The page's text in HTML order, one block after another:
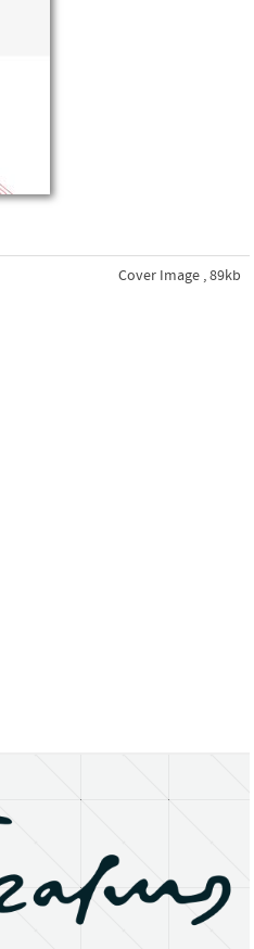
Cover Image , 89kb